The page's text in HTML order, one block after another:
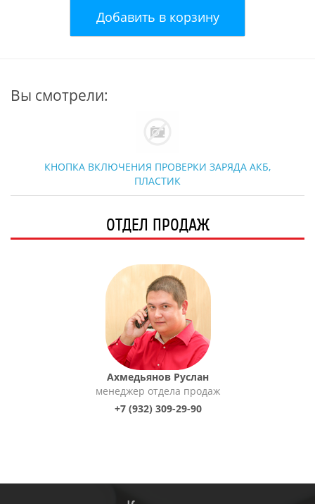
Добавить в корзину
Вы смотрели:
КНОПКА ВКЛЮЧЕНИЯ ПРОВЕРКИ ЗАРЯДА АКБ,
ПЛАСТИК
ОТДЕЛ ПРОДАЖ
Ахмедьянов Руслан
менеджер отдела продаж
+7 (932) 309-29-90